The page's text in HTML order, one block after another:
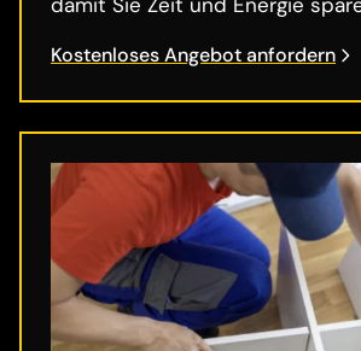
Kostenloses Angebot anfordern